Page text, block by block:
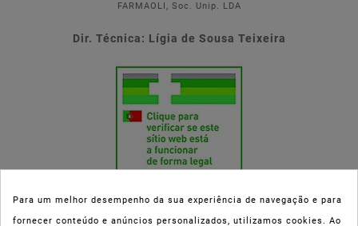
FARMAOLI, Soc. Unip. LDA
Dir. Técnica: Lígia de Sousa Teixeira
Para um melhor desempenho da sua experiência de navegação e para
fornecer conteúdo e anúncios personalizados, utilizamos cookies. Ao